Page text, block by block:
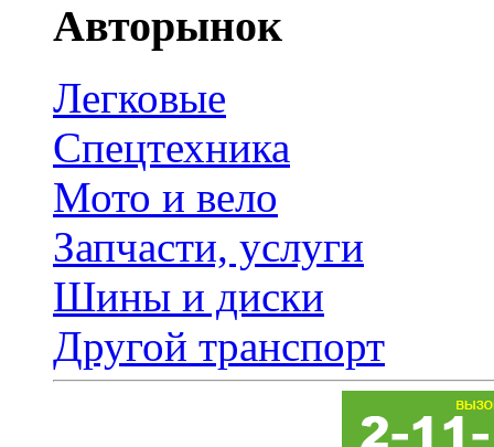
Авторынок
Легковые
Спецтехника
Мото и вело
Запчасти, услуги
Шины и диски
Другой транспорт